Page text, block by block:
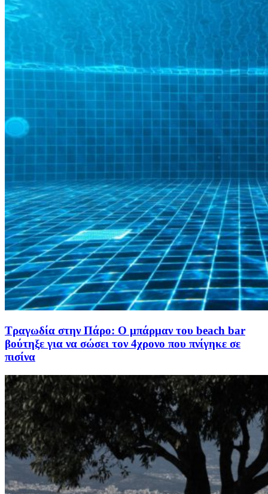
Τραγωδία στην Πάρο: Ο μπάρμαν του beach bar
βούτηξε για να σώσει τον 4χρονο που πνίγηκε σε
πισίνα